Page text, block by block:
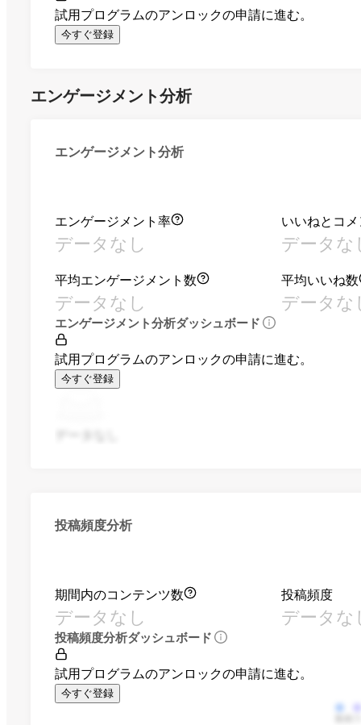
試用プログラムのアンロックの申請に進む。
今すぐ登録
エンゲージメント分析
エンゲージメント分析
エンゲージメント率
データなし
いいねとコ
データな
平均エンゲージメント数
データなし
平均いいね数
データな
エンゲージメント分析ダッシュボード
試用プログラムのアンロックの申請に進む。
今すぐ登録
投稿頻度分析
期間内のコンテンツ数
データなし
投稿頻度
データな
投稿頻度分析ダッシュボード
試用プログラムのアンロックの申請に進む。
今すぐ登録